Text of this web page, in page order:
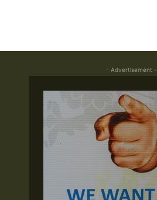
- Advertisement -